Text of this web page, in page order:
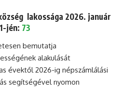
lakossága 2026. január
1-jén: 73
bemutatja
alakulását
évektől 2026-ig népszámlálási
segítségével nyomon